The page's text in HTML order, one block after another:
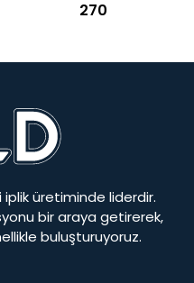
270
iplik üretiminde liderdir.
bir araya getirerek,
buluşturuyoruz.